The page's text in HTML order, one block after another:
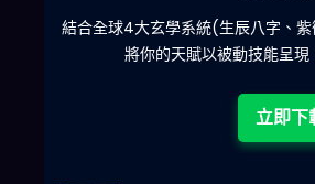
減少超過500萬個低概率中
立即下